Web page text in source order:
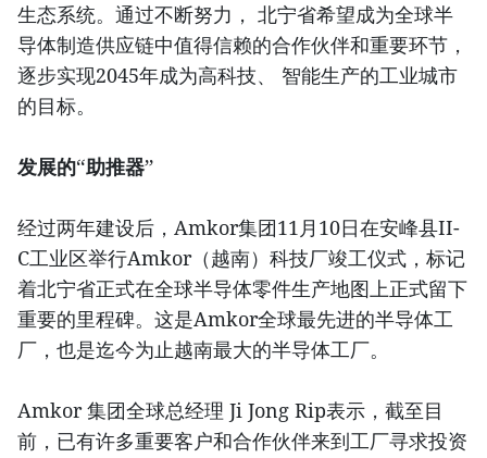
生态系统。通过不断努力， 北宁省希望成为全球半
导体制造供应链中值得信赖的合作伙伴和重要环节，
逐步实现2045年成为高科技、 智能生产的工业城市
的目标。
发展的“助推器”
经过两年建设后，Amkor集团11月10日在安峰县II-
C工业区举行Amkor（越南）科技厂竣工仪式，标记
着北宁省正式在全球半导体零件生产地图上正式留下
重要的里程碑。这是Amkor全球最先进的半导体工
厂，也是迄今为止越南最大的半导体工厂。
Amkor 集团全球总经理 Ji Jong Rip表示，截至目
前，已有许多重要客户和合作伙伴来到工厂寻求投资